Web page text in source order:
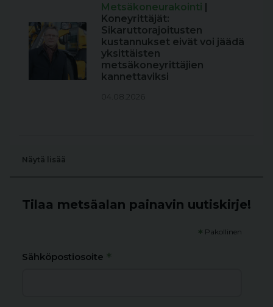
Metsäkoneurakointi |
Koneyrittäjät:
Sikaruttorajoitusten
kustannukset eivät voi jäädä
yksittäisten
metsäkoneyrittäjien
kannettaviksi
04.08.2026
Näytä lisää
Tilaa metsäalan painavin uutiskirje!
* Pakollinen
Sähköpostiosoite *